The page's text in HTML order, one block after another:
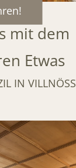
mit dem
Etwas
IN VILLNÖSS